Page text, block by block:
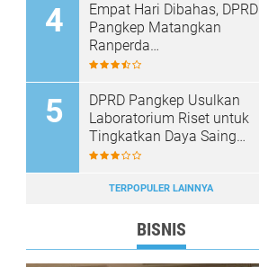
Empat Hari Dibahas, DPRD
Pangkep Matangkan
Ranperda
Pertanggungjawaban APBD
DPRD Pangkep Usulkan
Laboratorium Riset untuk
Tingkatkan Daya Saing
Produk Unggulan
TERPOPULER LAINNYA
BISNIS